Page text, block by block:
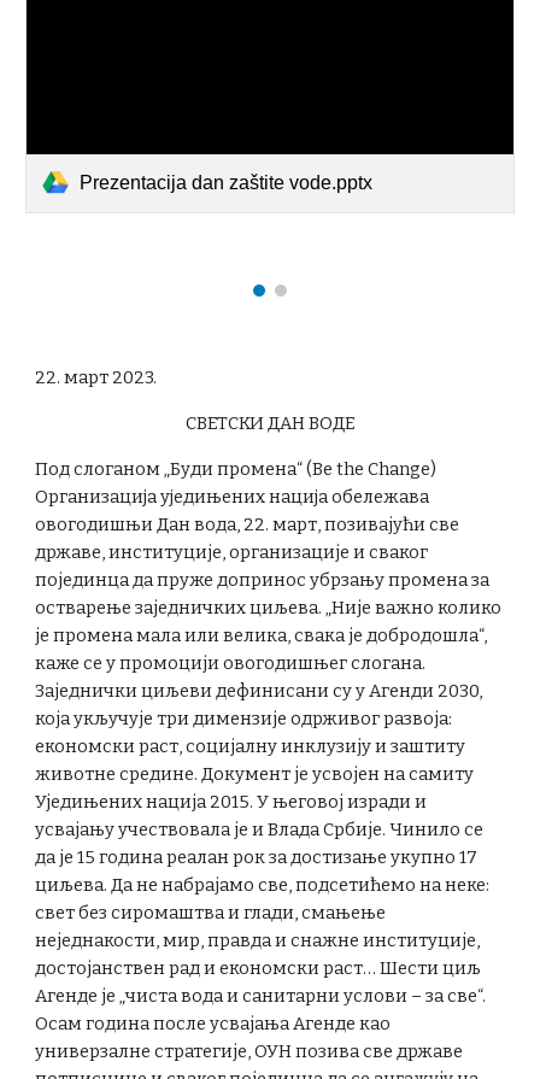
Prezentacija dan zaštite vode.pptx
22. март 2023.
СВЕТСКИ ДАН ВОДЕ
Пoд слoгaнoм „Буди промена“ (Be the Change)
Oргaнизaциja уjeдињeних нaциja oбeлeжaвa
oвoгoдишњи Дaн вoдa, 22. мaрт, позивајући све
државе, институције, организације и сваког
појединца да пруже допринос убрзању промена за
остварење заједничких циљева. „Није важно колико
је промена мала или велика, свака је добродошла“,
каже се у промоцији овогодишњег слогана.
Заједнички циљеви дефинисани су у Агенди 2030,
која укључује три димензије одрживог развоја:
економски раст, социјалну инклузију и заштиту
животне средине. Документ је усвојен на самиту
Уједињених нација 2015. У његовој изради и
усвајању учествовала је и Влада Србије. Чинило се
да је 15 година реалан рок за достизање укупно 17
циљева. Да не набрајамо све, подсетићемо на неке:
свет без сиромаштва и глади, смањење
неједнакости, мир, правда и снажне институције,
достојанствен рад и економски раст… Шести циљ
Агенде је „чиста вода и санитарни услови – за све“.
Осам година после усвајања Агенде као
универзалне стратегије, ОУН позива све државе